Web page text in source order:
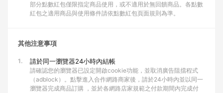
部分點數紅包僅限指定商品使用，或不適用於無回饋商品。各點數
紅包之適用商品與使用條件請依點數紅包頁面規則為準。
其他注意事項
1. 請於同一瀏覽器24小時內結帳
請確認您的瀏覽器已設定開啟cookie功能，並取消廣告阻擋程式
（adblock）。點擊進入合作網路商家後，請於24小時內並以同一
瀏覽器完成商品訂購 ，並於各網路店家規範之付款期間內完成付